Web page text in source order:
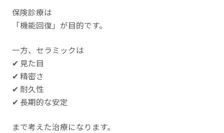
保険診療は
「機能回復」が目的です。
一方、セラミックは
✔ 見た目
✔ 精密さ
✔ 耐久性
✔ 長期的な安定
まで考えた治療になります。